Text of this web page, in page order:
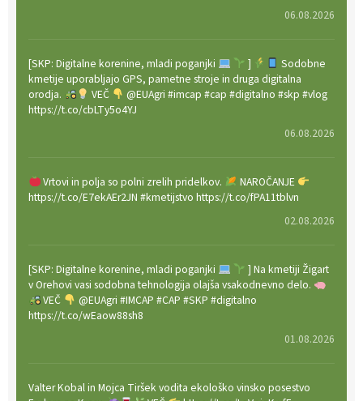
06.08.2026
[SKP: Digitalne korenine, mladi poganjki ]
Sodobne
kmetije uporabljajo GPS, pametne stroje in druga digitalna
orodja.
VEČ
@EUAgri #imcap #cap #digitalno #skp #vlog
https://t.co/cbLTy5o4YJ
06.08.2026
Vrtovi in polja so polni zrelih pridelkov.
NAROČANJE
https://t.co/E7ekAEr2JN #kmetijstvo https://t.co/fPA11tblvn
02.08.2026
[SKP: Digitalne korenine, mladi poganjki
] Na kmetiji Žigart
v Orehovi vasi sodobna tehnologija olajša vsakodnevno delo.
VEČ
@EUAgri #IMCAP #CAP #SKP #digitalno
https://t.co/wEaow88sh8
01.08.2026
Valter Kobal in Mojca Tiršek vodita ekološko vinsko posestvo